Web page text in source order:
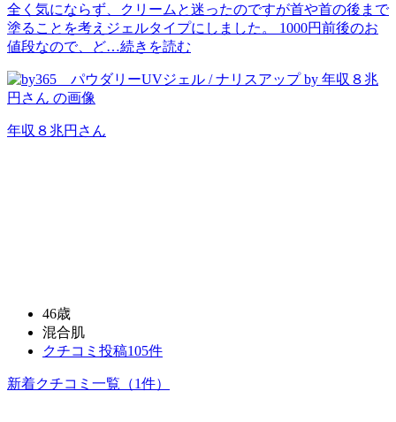
全く気にならず、クリームと迷ったのですが首や首の後まで
塗ることを考えジェルタイプにしました。 1000円前後のお
値段なので、ど…続きを読む
年収８兆円 さん
46歳
混合肌
クチコミ投稿105件
新着クチコミ一覧 （1件）